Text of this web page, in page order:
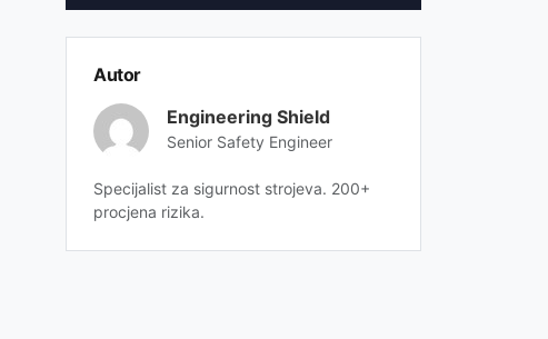
Autor
Engineering Shield
Senior Safety Engineer
Specijalist za sigurnost strojeva. 200+
procjena rizika.